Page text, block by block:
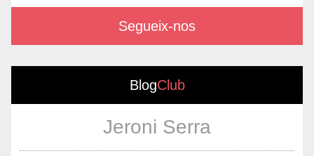
Segueix-nos
BlogClub
Jeroni Serra